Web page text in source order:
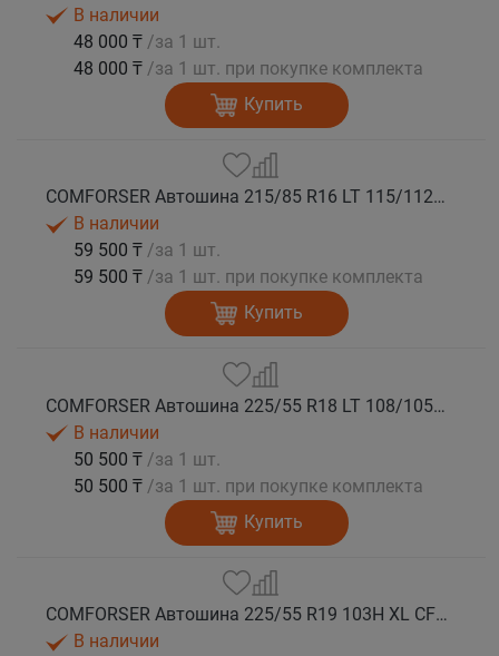
В наличии
48 000 ₸ /за 1 шт.
48 000 ₸ /за 1 шт. при покупке комплекта
Купить
COMFORSER Автошина 215/85 R16 LT 115/112R CF1100 10PR RWL лето
В наличии
59 500 ₸ /за 1 шт.
59 500 ₸ /за 1 шт. при покупке комплекта
Купить
COMFORSER Автошина 225/55 R18 LT 108/105S CF1100 8PR RWL лето
В наличии
50 500 ₸ /за 1 шт.
50 500 ₸ /за 1 шт. при покупке комплекта
Купить
COMFORSER Автошина 225/55 R19 103H XL CF1100 лето
В наличии